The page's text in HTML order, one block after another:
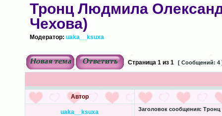
Тронц Людмила
Чехова)
Модератор: uaka__ksuxa
Страница 1из 1 [ Сообщений: 4
Автор
uaka__ksuxa Заголовок сообщения: Тронц